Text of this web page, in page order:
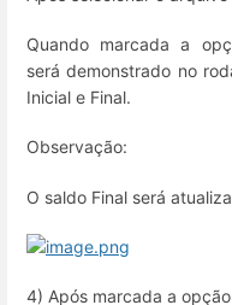
Quando marcada a
será demonstrado no
Inicial e Final.
Observação:
O saldo Final será
4) Após marcada a